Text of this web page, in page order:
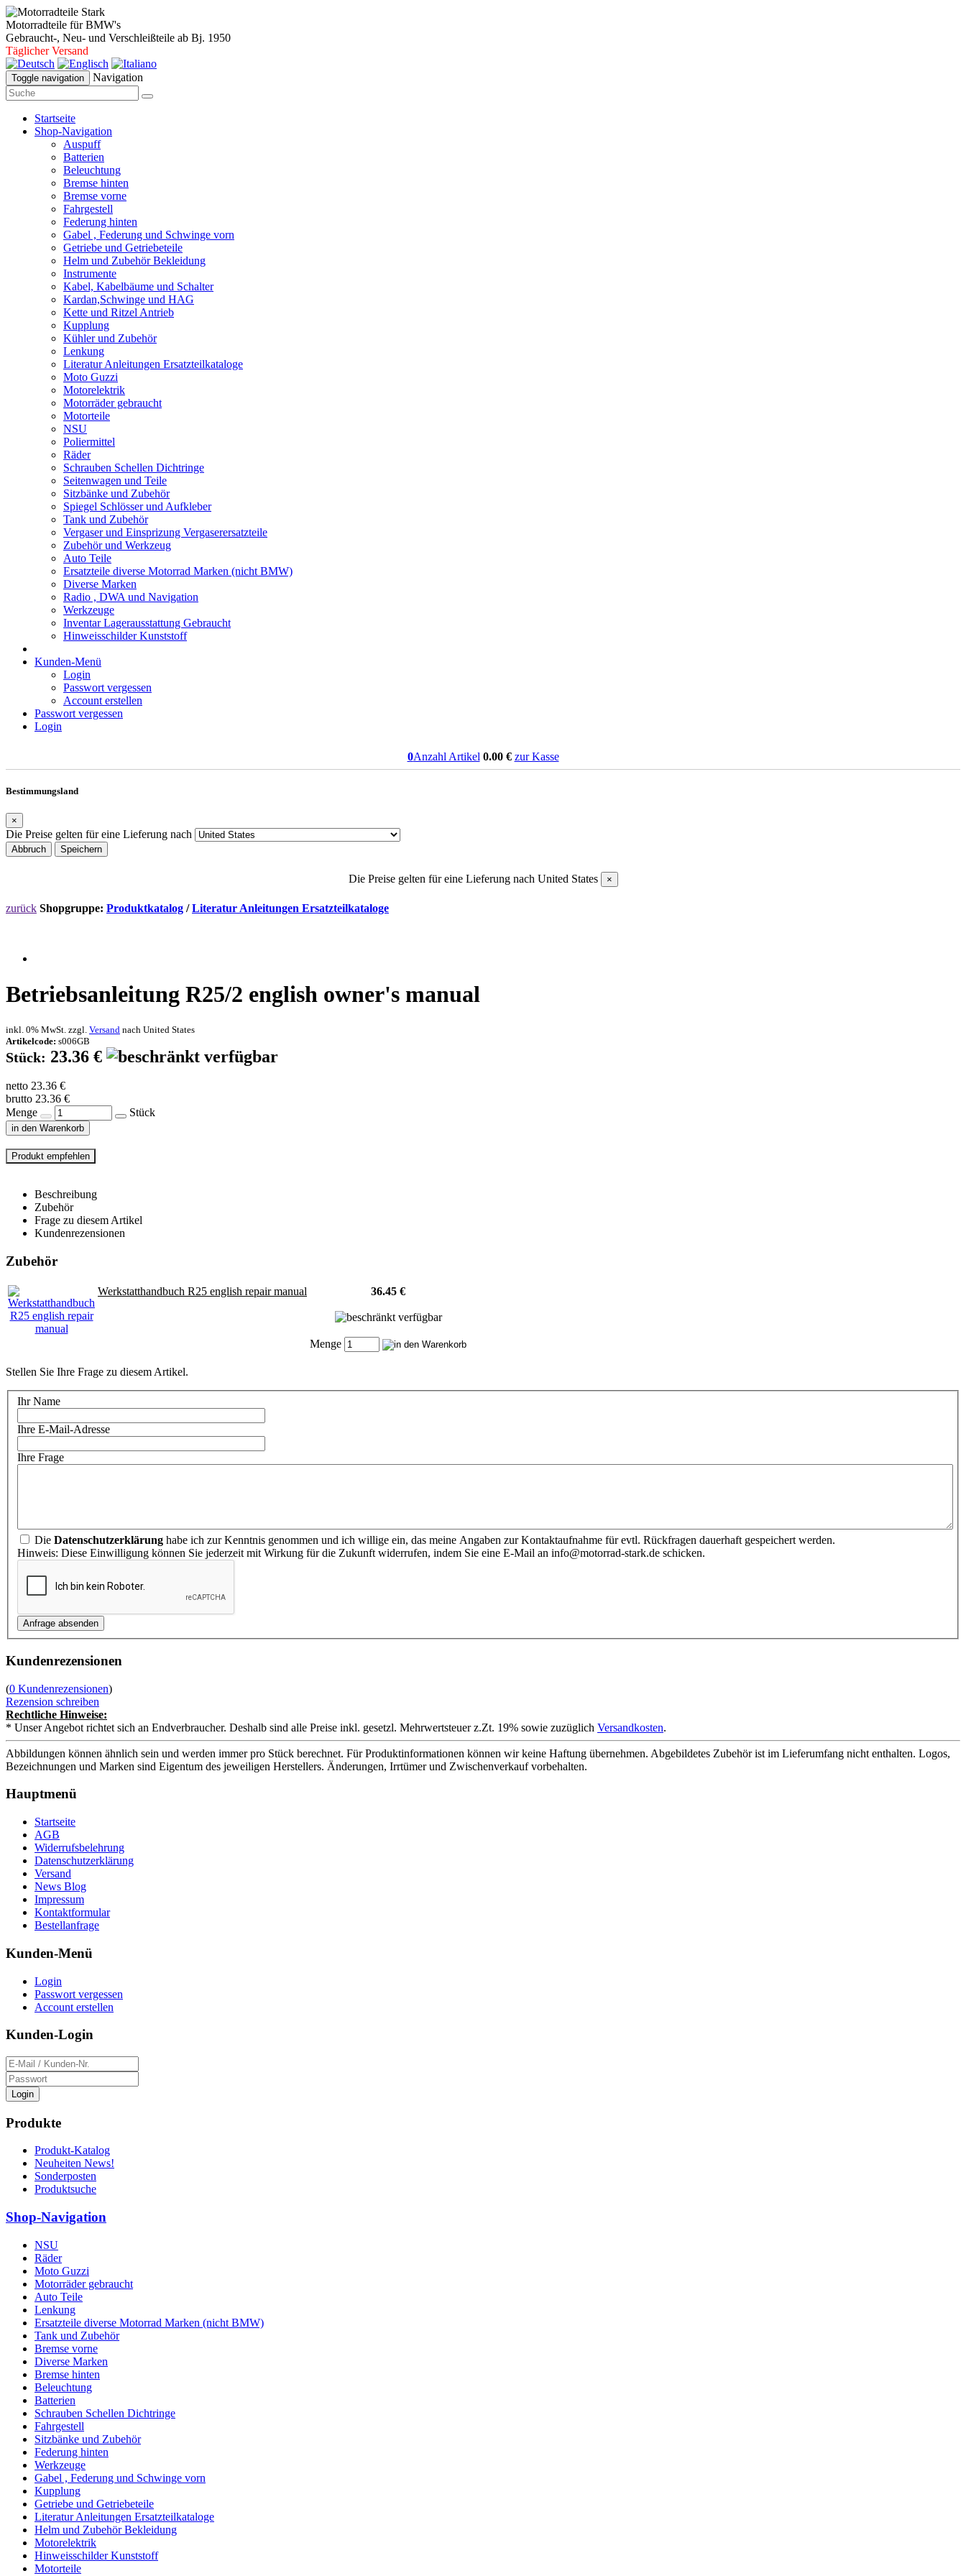
Motorradteile für BMW's
Gebraucht-, Neu- und Verschleißteile ab Bj. 1950
Täglicher Versand
Toggle navigation Navigation
Startseite
Shop-Navigation
Auspuff
Batterien
Beleuchtung
Bremse hinten
Bremse vorne
Fahrgestell
Federung hinten
Gabel , Federung und Schwinge vorn
Getriebe und Getriebeteile
Helm und Zubehör Bekleidung
Instrumente
Kabel, Kabelbäume und Schalter
Kardan,Schwinge und HAG
Kette und Ritzel Antrieb
Kupplung
Kühler und Zubehör
Lenkung
Literatur Anleitungen Ersatzteilkataloge
Moto Guzzi
Motorelektrik
Motorräder gebraucht
Motorteile
NSU
Poliermittel
Räder
Schrauben Schellen Dichtringe
Seitenwagen und Teile
Sitzbänke und Zubehör
Spiegel Schlösser und Aufkleber
Tank und Zubehör
Vergaser und Einsprizung Vergaserersatzteile
Zubehör und Werkzeug
Auto Teile
Ersatzteile diverse Motorrad Marken (nicht BMW)
Diverse Marken
Radio , DWA und Navigation
Werkzeuge
Inventar Lagerausstattung Gebraucht
Hinweisschilder Kunststoff
Kunden-Menü
Login
Passwort vergessen
Account erstellen
Passwort vergessen
Login
0Anzahl Artikel 0.00€ zur Kasse
Bestimmungsland
×
Die Preise gelten für eine Lieferung nach
Abbruch Speichern
Die Preise gelten für eine Lieferung nach United States ×
zurück Shopgruppe: Produktkatalog /Literatur Anleitungen Ersatzteilkataloge
Betriebsanleitung R25/2 english owner's manual
inkl. 0% MwSt. zzgl. Versand nach United States
Artikelcode: s006GB
Stück: 23.36 €
netto 23.36 €
brutto 23.36 €
Menge
Stück
in den Warenkorb
Beschreibung
Zubehör
Frage zu diesem Artikel
Kundenrezensionen
Zubehör
Werkstatthandbuch R25 english repair manual 36.45 €
Menge
Stellen Sie Ihre Frage zu diesem Artikel.
Ihr Name
Ihre E-Mail-Adresse
Ihre Frage
Die Datenschutzerklärung habe ich zur Kenntnis genommen und ich willige ein, das meine Angaben zur Kontaktaufnahme für evtl. Rückfragen dauerhaft gespeichert werden.
Hinweis: Diese Einwilligung können Sie jederzeit mit Wirkung für die Zukunft widerrufen, indem Sie eine E-Mail an info@motorrad-stark.de schicken.
Kundenrezensionen
(0 Kundenrezensionen)
Rezension schreiben
Rechtliche Hinweise:
* Unser Angebot richtet sich an Endverbraucher. Deshalb sind alle Preise inkl. gesetzl. Mehrwertsteuer z.Zt. 19% sowie zuzüglich Versandkosten.
Abbildungen können ähnlich sein und werden immer pro Stück berechnet. Für Produktinformationen können wir keine Haftung übernehmen. Abgebildetes Zubehör ist im Lieferumfang nicht enthalten. Logos,
Bezeichnungen und Marken sind Eigentum des jeweiligen Herstellers. Änderungen, Irrtümer und Zwischenverkauf vorbehalten.
Hauptmenü
Startseite
AGB
Widerrufsbelehrung
Datenschutzerklärung
Versand
News Blog
Impressum
Kontaktformular
Bestellanfrage
Kunden-Menü
Login
Passwort vergessen
Account erstellen
Kunden-Login
Login
Produkte
Produkt-Katalog
Neuheiten News!
Sonderposten
Produktsuche
Shop-Navigation
NSU
Räder
Moto Guzzi
Motorräder gebraucht
Auto Teile
Lenkung
Ersatzteile diverse Motorrad Marken (nicht BMW)
Tank und Zubehör
Bremse vorne
Diverse Marken
Bremse hinten
Beleuchtung
Batterien
Schrauben Schellen Dichtringe
Fahrgestell
Sitzbänke und Zubehör
Federung hinten
Werkzeuge
Gabel , Federung und Schwinge vorn
Kupplung
Getriebe und Getriebeteile
Literatur Anleitungen Ersatzteilkataloge
Helm und Zubehör Bekleidung
Motorelektrik
Hinweisschilder Kunststoff
Motorteile